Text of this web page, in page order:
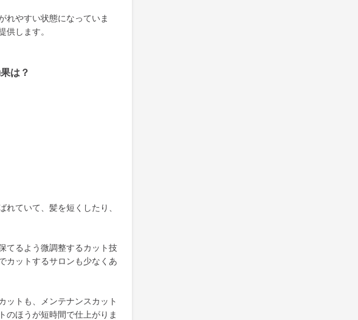
れやすい状態になっていま
供します。
は？
ていて、髪を短くしたり、
てるよう微調整するカット技
カットするサロンも少なくあ
ットも、メンテナンスカット
のほうが短時間で仕上がりま